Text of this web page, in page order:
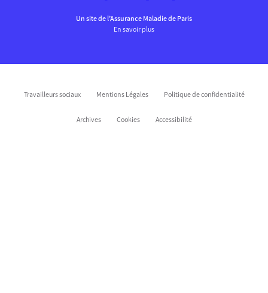
Un site de l’Assurance Maladie de Paris
En savoir plus
Travailleurs sociaux Mentions Légales Politique de confidentialité
Archives Cookies Accessibilité